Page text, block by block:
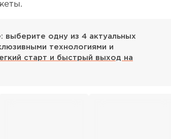
выберите одну из 4 актуальных
технологиями и
старт и быстрый выход на